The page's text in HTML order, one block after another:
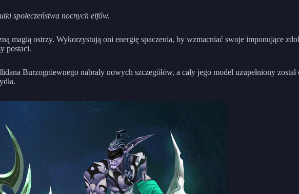
społeczeństwa nocnych elfów.
magią ostrzy. Wykorzystują oni energię spaczenia, by wzmacniać swoje imponujące
postaci.
Burzogniewnego nabrały nowych szczegółów, a cały jego model uzupełniony